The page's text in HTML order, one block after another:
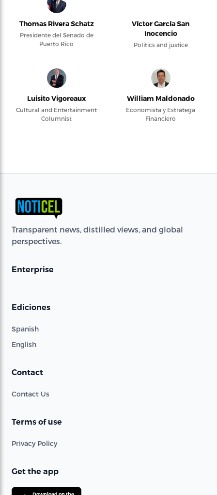
Thomas Rivera Schatz
Presidente del Senado de
Puerto Rico
Víctor García San
Inocencio
Politics and justice
Luisito Vigoreaux
Cultural and Entertainment
Columnist
William Maldonado
Economista y Estratega
Financiero
Transparent news, distilled views, and global
perspectives.
Enterprise
Ediciones
Spanish
English
Contact
Contact Us
Terms of use
Privacy Policy
Get the app